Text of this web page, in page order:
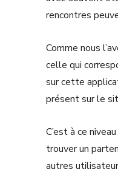
rencontres
Comme nous
celle qui
sur cette
présent sur le
C’est à ce
trouver un
autres